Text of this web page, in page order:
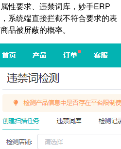
性要求、违禁词库，妙手ERP
系统端直接拦截不符合要求的表
品被屏蔽的概率。